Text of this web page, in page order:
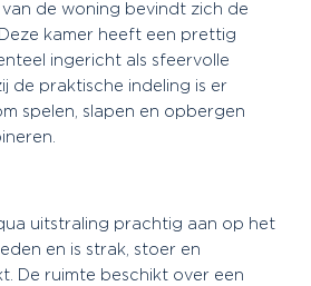
de woning bevindt zich de
kamer heeft een prettig
ingericht als sfeervolle
de praktische indeling is er
spelen, slapen en opbergen
uitstraling prachtig aan op het
en is strak, stoer en
De ruimte beschikt over een